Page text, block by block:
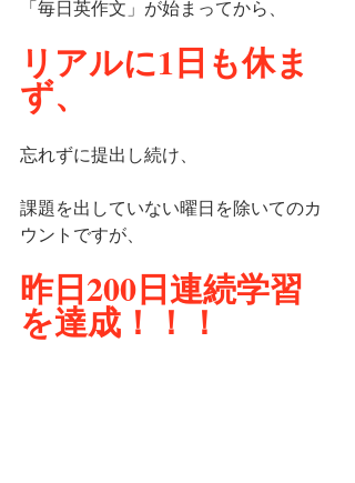
「毎日英作文」が始まってから、
リアルに1日も休ま
ず、
忘れずに提出し続け、
課題を出していない曜日を除いてのカ
ウントですが、
昨日200日連続学習
を達成！！！